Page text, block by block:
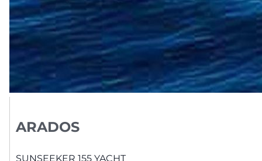
ARADOS
SUNSEEKER 155 YACHT